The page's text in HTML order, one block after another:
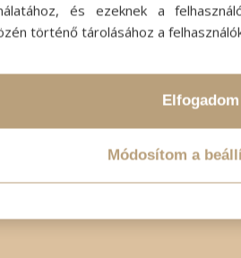
és ezeknek a
történő tárolásához a
Elfogadom
Módosítom a